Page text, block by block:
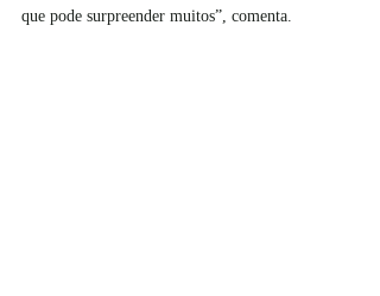
que pode surpreender muitos”, comenta.